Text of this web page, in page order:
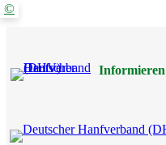
Zum
Informieren
©